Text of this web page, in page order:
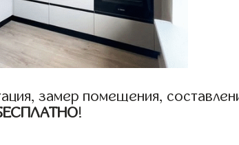
замер помещения,
!